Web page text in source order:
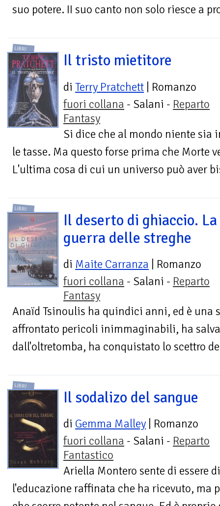
suo potere. II suo canto non solo riesce a
LIBRI
Il tristo mietitore
di Terry Pratchett | Romanzo
fuori collana - Salani - Reparto
Fantasy
Si dice che al mondo niente sia
le tasse. Ma questo forse prima che Morte
L'ultima cosa di cui un universo può aver
LIBRI
Il deserto di ghiaccio. La
guerra delle streghe
di Maite Carranza | Romanzo
fuori collana - Salani - Reparto
Fantasy
Anaïd Tsinoulis ha quindici anni, ed è una
affrontato pericoli inimmaginabili, ha
dall'oltretomba, ha conquistato lo scettro
LIBRI
Il sodalizo del sangue
di Gemma Malley | Romanzo
fuori collana - Salani - Reparto
Fantastico
Ariella Montero sente di essere
l'educazione raffinata che ha ricevuto, ma